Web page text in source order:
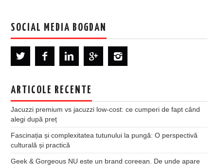
SOCIAL MEDIA BOGDAN
ARTICOLE RECENTE
Jacuzzi premium vs jacuzzi low-cost: ce cumperi de fapt când
alegi după preț
Fascinația și complexitatea tutunului la pungă: O perspectivă
culturală și practică
Geek & Gorgeous NU este un brand coreean. De unde apare